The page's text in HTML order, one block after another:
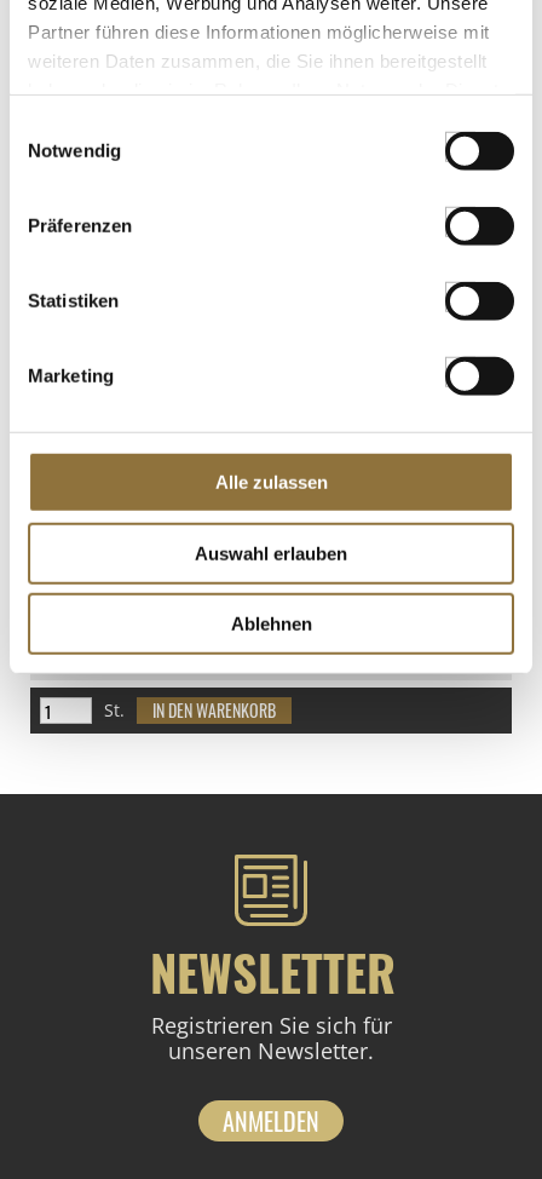
Partner führen diese Informationen möglicherweise mit
weiteren Daten zusammen, die Sie ihnen bereitgestellt
Notwendig
Präferenzen
Statistiken
Marketing
Alle zulassen
Auswahl erlauben
Ablehnen
St.
€ 13,54
€ 677,00/ kg
LEBENSMITTELKENNZEICHNUNGEN
Bratapfel mit Marzipan -
Fruchtaufstrich, 225 g
Art.Nr.:27426
€ 26,18/ kg
St.
NEWSLETTER
Registrieren Sie sich für
unseren Newsletter.
ANMELDEN